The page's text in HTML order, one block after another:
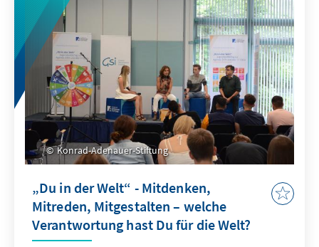
Konrad-Adenauer-Stiftung
„Du in der Welt“ - Mitdenken,
Mitreden, Mitgestalten – welche
Verantwortung hast Du für die Welt?